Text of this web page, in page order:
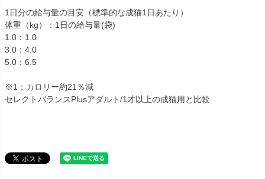
1日分の給与量の目安（標準的な成猫1日あたり）
体重（kg）：1日の給与量(袋)
1.0：1.0
3.0：4.0
5.0：6.5
※1：カロリー約21％減
セレクトバランスPlusアダルト/1才以上の成猫用と比較